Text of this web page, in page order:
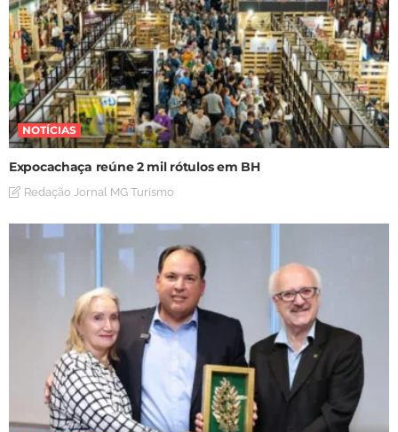
NOTÍCIAS
Expocachaça reúne 2 mil rótulos em BH
Redação Jornal MG Turismo